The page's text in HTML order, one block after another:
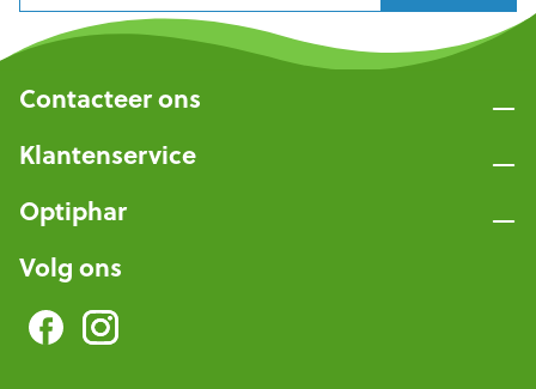
Contacteer ons
Klantenservice
Optiphar
Volg ons